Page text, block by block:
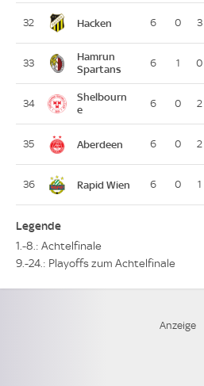
32 Hacken 6 0 3
33
Hamrun
Spartans
6 1 0
34
Shelbourn
e
6 0 2
35 Aberdeen 6 0 2
36 Rapid Wien 6 0 1
Legende
1.-8.: Achtelfinale
9.-24.: Playoffs zum Achtelfinale